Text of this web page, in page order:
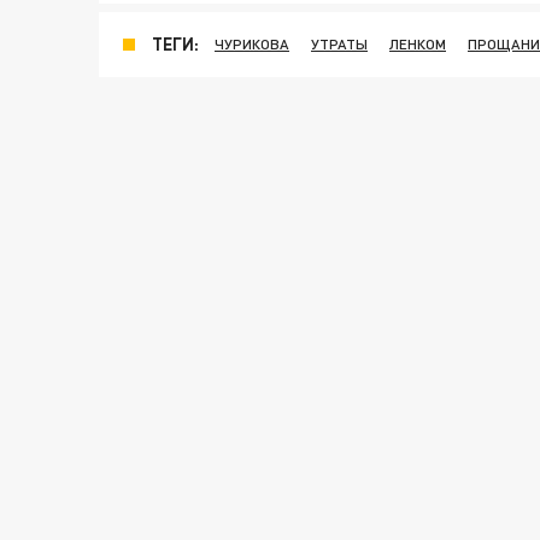
ТЕГИ: ЧУРИКОВА УТРАТЫ ЛЕНКОМ